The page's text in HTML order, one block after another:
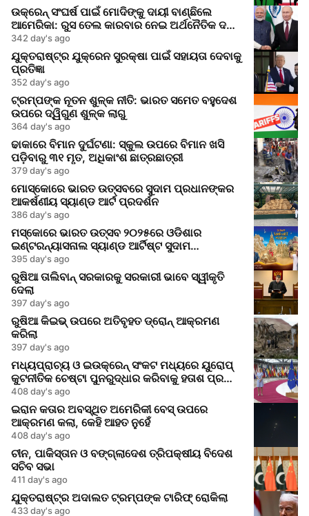
ଉକ୍ରେନ୍ ସଂଘର୍ଷ ପାଇଁ ମୋଦିଙ୍କୁ ଦାୟୀ ବାଣ୍ଛିଲେ
ଆମେରିକା: ରୁସ ତେଲ କାରବାର ନେଇ ଅର୍ଥନୈତିକ ଦଣ୍ଡ
ବଢ଼ିଲା
342 day's ago
ଯୁକ୍ତରାଷ୍ଟ୍ର ଯୁକ୍ରେନ ସୁରକ୍ଷା ପାଇଁ ସହାୟତା ଦେବାକୁ
ପ୍ରତିଜ୍ଞା
352 day's ago
ଟ୍ରମ୍ପଙ୍କ ନୂତନ ଶୁଳ୍କ ନୀତି: ଭାରତ ସମେତ ବହୁଦେଶ
ଉପରେ ଦ୍ୱିଗୁଣ ଶୁଳ୍କ ଲାଗୁ
364 day's ago
ଢାକାରେ ବିମାନ ଦୁର୍ଘଟଣା: ସ୍କୁଲ ଉପରେ ବିମାନ ଖସି
ପଡ଼ିବାରୁ ୩୧ ମୃତ, ଅଧିକାଂଶ ଛାତ୍ରଛାତ୍ରୀ
379 day's ago
ମୋସ୍କୋରେ ଭାରତ ଉତ୍ସବରେ ସୁଦାମ ପ୍ରଧାନଙ୍କର
ଆକର୍ଷଣୀୟ ସ୍ୟାଣ୍ଡ ଆର୍ଟ ପ୍ରଦର୍ଶନ
386 day's ago
ମସ୍କୋରେ ଭାରତ ଉତ୍ସବ ୨୦୨୫ରେ ଓଡିଶାର
ଇଣ୍ଟରନ୍ୟାସନାଲ ସ୍ୟାଣ୍ଡ ଆର୍ଟିଷ୍ଟ ସୁଦାମ
ପ୍ରଧାନଙ୍କ ଦ୍ୱାରା ରେତିଶିଳ୍ପ ପ୍ରଦର୍ଶନ
395 day's ago
ରୁଷିଆ ତାଲିବାନ୍ ସରକାରକୁ ସରକାରୀ ଭାବେ ସ୍ୱୀକୃତି
ଦେଲା
397 day's ago
ରୁଷିଆ କିଇଭ୍‌ ଉପରେ ଅତିବୃହତ ଡ୍ରୋନ୍ ଆକ୍ରମଣ
କରିଲା
397 day's ago
ମଧ୍ୟପ୍ରାଚ୍ୟ ଓ ଇଉକ୍ରେନ୍ ସଂକଟ ମଧ୍ୟରେ ୟୁରୋପ୍
କୁଟନୀତିକ ଚେଷ୍ଟା ପୁନରୁଦ୍ଧାର କରିବାକୁ ହତାଶ ପ୍ରୟାସ
କରୁଛି
408 day's ago
ଇରାନ କତାର ଅବସ୍ଥିତ ଅମେରିକୀ ବେସ୍‌ ଉପରେ
ଆକ୍ରମଣ କଲା, କେହି ଆହତ ନୁହେଁ
408 day's ago
ଚୀନ, ପାକିସ୍ତାନ ଓ ବଙ୍ଗ୍ଲାଦେଶ ତ୍ରିପକ୍ଷୀୟ ବିଦେଶ
ସଚିବ ସଭା
411 day's ago
ଯୁକ୍ତରାଷ୍ଟ୍ର ଅଦାଲତ ଟ୍ରମ୍ପଙ୍କ ଟାରିଫ୍ ରୋକିଲା
433 day's ago